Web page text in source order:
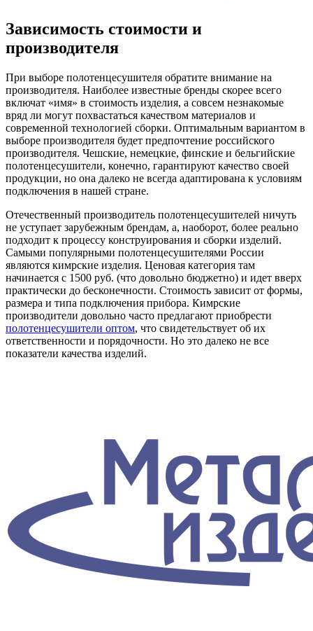
Зависимость стоимости и
производителя
При выборе полотенцесушителя обратите внимание на
производителя. Наиболее известные бренды скорее всего
включат «имя» в стоимость изделия, а совсем незнакомые
вряд ли могут похвастаться качеством материалов и
современной технологией сборки. Оптимальным вариантом в
выборе производителя будет предпочтение российского
производителя. Чешские, немецкие, финские и бельгийские
полотенцесушители, конечно, гарантируют качество своей
продукции, но она далеко не всегда адаптирована к условиям
подключения в нашей стране.
Отечественный производитель полотенцесушителей ничуть
не уступает зарубежным брендам, а, наоборот, более реально
подходит к процессу конструирования и сборки изделий.
Самыми популярными полотенцесушителями России
являются кимрские изделия. Ценовая категория там
начинается с 1500 руб. (что довольно бюджетно) и идет вверх
практически до бесконечности. Стоимость зависит от формы,
размера и типа подключения прибора. Кимрские
производители довольно часто предлагают приобрести
полотенцесушители оптом, что свидетельствует об их
ответственности и порядочности. Но это далеко не все
показатели качества изделий.